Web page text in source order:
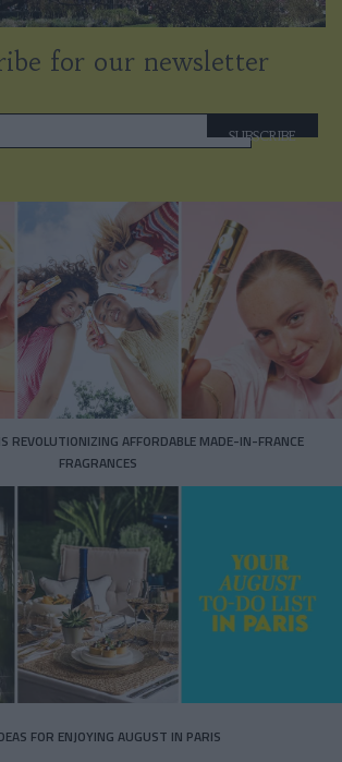
for our newsletter
SUBSCRIBE
REVOLUTIONIZING AFFORDABLE MADE-IN-FRANCE
FRAGRANCES
FOR ENJOYING AUGUST IN PARIS